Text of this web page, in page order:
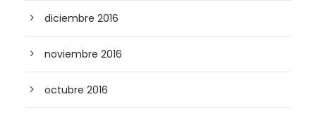
diciembre 2016
noviembre 2016
octubre 2016